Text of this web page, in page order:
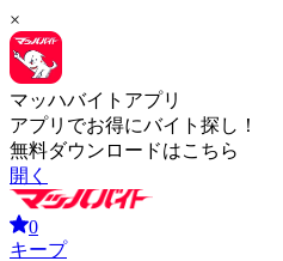
×
マッハバイトアプリ
アプリでお得にバイト探し！
無料ダウンロードはこちら
開く
0
キープ